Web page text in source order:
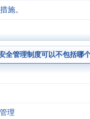
施。
全管理制度可以不包括哪
理